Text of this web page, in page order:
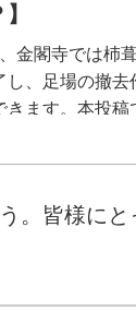
金閣寺では杮
し、足場の撤
ます。本投
との違いにふ
。皆様に